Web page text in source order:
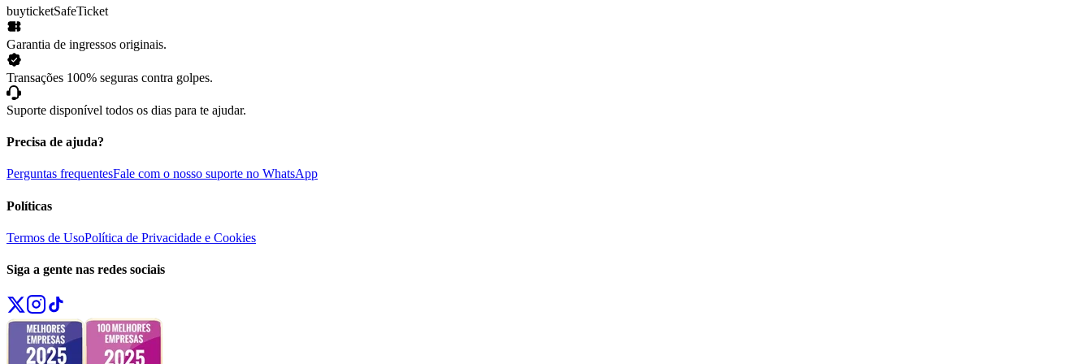
buyticketSafeTicket
Garantia de ingressos originais.
Transações 100% seguras contra golpes.
Suporte disponível todos os dias para te ajudar.
Precisa de ajuda?
Perguntas frequentesFale com o nosso suporte no WhatsApp
Políticas
Termos de UsoPolítica de Privacidade e Cookies
Siga a gente nas redes sociais